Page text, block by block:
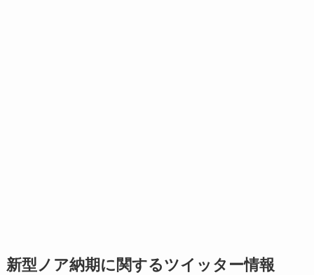
新型ノア納期に関するツイッター情報